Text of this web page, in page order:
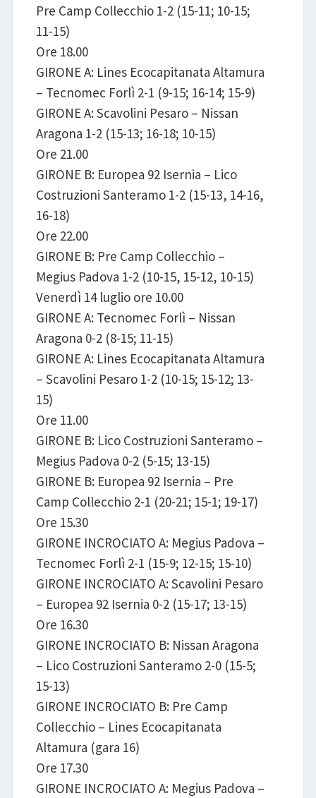
Pre Camp Collecchio 1-2 (15-11; 10-15;
11-15)
Ore 18.00
GIRONE A: Lines Ecocapitanata Altamura
– Tecnomec Forlì 2-1 (9-15; 16-14; 15-9)
GIRONE A: Scavolini Pesaro – Nissan
Aragona 1-2 (15-13; 16-18; 10-15)
Ore 21.00
GIRONE B: Europea 92 Isernia – Lico
Costruzioni Santeramo 1-2 (15-13, 14-16,
16-18)
Ore 22.00
GIRONE B: Pre Camp Collecchio –
Megius Padova 1-2 (10-15, 15-12, 10-15)
Venerdì 14 luglio ore 10.00
GIRONE A: Tecnomec Forlì – Nissan
Aragona 0-2 (8-15; 11-15)
GIRONE A: Lines Ecocapitanata Altamura
– Scavolini Pesaro 1-2 (10-15; 15-12; 13-
15)
Ore 11.00
GIRONE B: Lico Costruzioni Santeramo –
Megius Padova 0-2 (5-15; 13-15)
GIRONE B: Europea 92 Isernia – Pre
Camp Collecchio 2-1 (20-21; 15-1; 19-17)
Ore 15.30
GIRONE INCROCIATO A: Megius Padova –
Tecnomec Forlì 2-1 (15-9; 12-15; 15-10)
GIRONE INCROCIATO A: Scavolini Pesaro
– Europea 92 Isernia 0-2 (15-17; 13-15)
Ore 16.30
GIRONE INCROCIATO B: Nissan Aragona
– Lico Costruzioni Santeramo 2-0 (15-5;
15-13)
GIRONE INCROCIATO B: Pre Camp
Collecchio – Lines Ecocapitanata
Altamura (gara 16)
Ore 17.30
GIRONE INCROCIATO A: Megius Padova –